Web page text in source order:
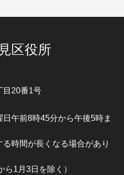
区役所
目20番1号
午前8時45分から午後5時ま
時間が長くなる場合があり
ら1月3日を除く）